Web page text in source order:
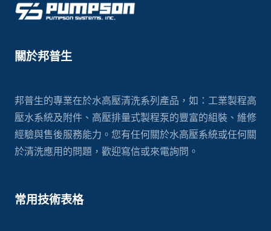
關於邦普生
邦普生的專業在於水高壓清洗系列產品，如：工業製程高
壓水系統及附件、高壓排量式製程泵的豐富的組裝、維修
經驗與售後服務能力。您有任何關於水高壓系統或任何關
於清洗應用的問題，歡迎寫信或來電詢問。
常用技術表格